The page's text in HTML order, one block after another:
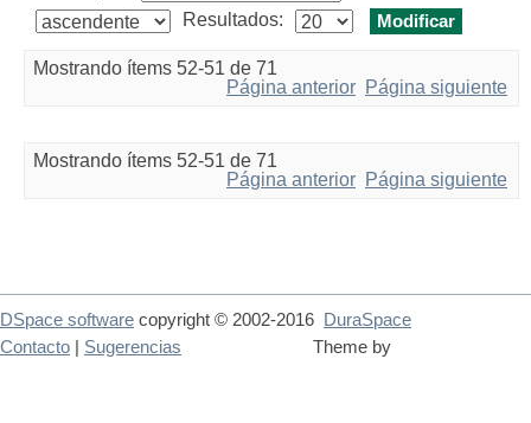
Resultados:
Mostrando ítems 52-51 de 71
Página anterior Página siguiente
Mostrando ítems 52-51 de 71
Página anterior Página siguiente
DSpace software copyright © 2002-2016
DuraSpace
Theme by
Contacto Sugerencias